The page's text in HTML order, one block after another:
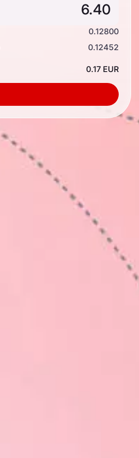
0.12800
0.12452
0.17 EUR